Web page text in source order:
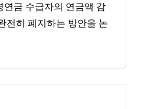
연금 수급자의 연금액 감
전히 폐지하는 방안을 논